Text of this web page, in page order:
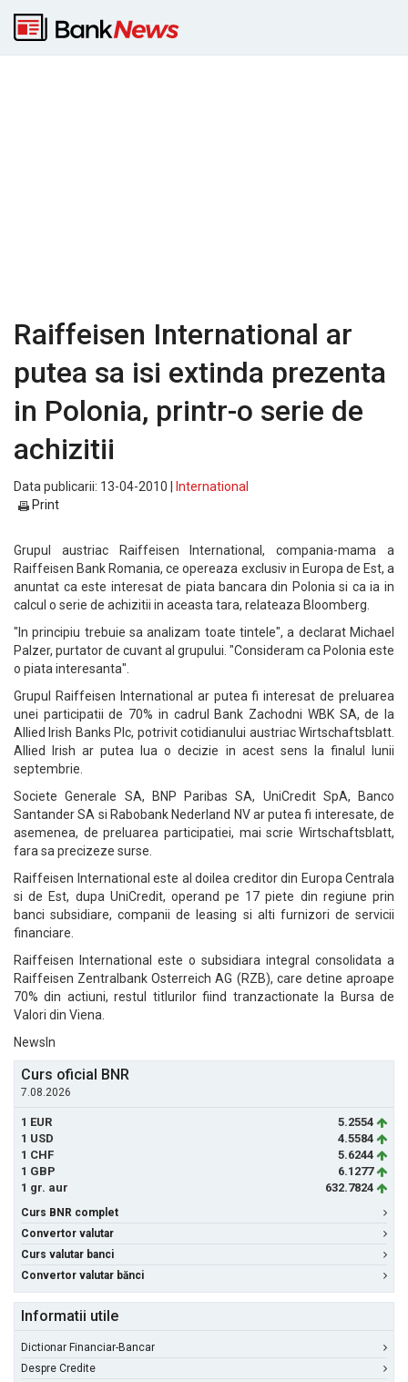
Raiffeisen International ar
putea sa isi extinda prezenta
in Polonia, printr-o serie de
achizitii
Data publicarii: 13-04-2010 |
International
Print
Grupul austriac Raiffeisen International, compania-mama a
Raiffeisen Bank Romania, ce opereaza exclusiv in Europa de Est, a
anuntat ca este interesat de piata bancara din Polonia si ca ia in
calcul o serie de achizitii in aceasta tara, relateaza Bloomberg.
"In principiu trebuie sa analizam toate tintele", a declarat Michael
Palzer, purtator de cuvant al grupului. "Consideram ca Polonia este
o piata interesanta".
Grupul Raiffeisen International ar putea fi interesat de preluarea
unei participatii de 70% in cadrul Bank Zachodni WBK SA, de la
Allied Irish Banks Plc, potrivit cotidianului austriac Wirtschaftsblatt.
Allied Irish ar putea lua o decizie in acest sens la finalul lunii
septembrie.
Societe Generale SA, BNP Paribas SA, UniCredit SpA, Banco
Santander SA si Rabobank Nederland NV ar putea fi interesate, de
asemenea, de preluarea participatiei, mai scrie Wirtschaftsblatt,
fara sa precizeze surse.
Raiffeisen International este al doilea creditor din Europa Centrala
si de Est, dupa UniCredit, operand pe 17 piete din regiune prin
banci subsidiare, companii de leasing si alti furnizori de servicii
financiare.
Raiffeisen International este o subsidiara integral consolidata a
Raiffeisen Zentralbank Osterreich AG (RZB), care detine aproape
70% din actiuni, restul titlurilor fiind tranzactionate la Bursa de
Valori din Viena.
NewsIn
Curs oficial BNR
7.08.2026
1 EUR
5.2554
1 USD
4.5584
1 CHF
5.6244
1 GBP
6.1277
1 gr. aur
632.7824
Curs BNR complet
Convertor valutar
Curs valutar banci
Convertor valutar bănci
Informatii utile
Dictionar Financiar-Bancar
Despre Credite